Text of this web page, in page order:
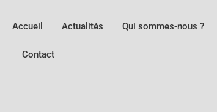
Accueil Actualités Qui sommes-nous ?
Contact